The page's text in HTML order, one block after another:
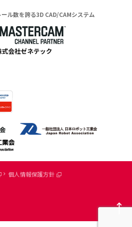
ル数を誇る3D CAD/CAMシステム
式会社ゼネテック
個人情報保護方針